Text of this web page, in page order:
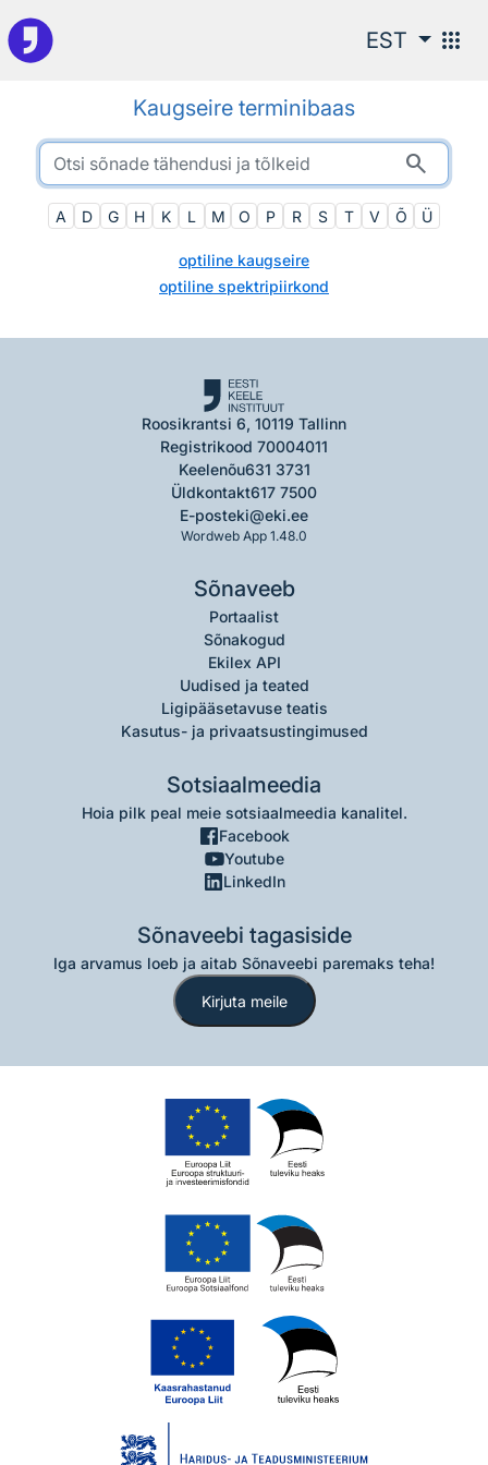
Otsingu juurde
EST apps
Kaugseire terminibaas
search
A D G H K L M O P R S T V Õ Ü
optiline kaugseire
optiline spektripiirkond
Roosikrantsi 6, 10119 Tallinn
Registrikood 70004011
Keelenõu631 3731
Üldkontakt617 7500
E-posteki@eki.ee
Wordweb App 1.48.0
Sõnaveeb
Portaalist
Sõnakogud
Ekilex API
Uudised ja teated
Ligipääsetavuse teatis
Kasutus- ja privaatsustingimused
Sotsiaalmeedia
Hoia pilk peal meie sotsiaalmeedia kanalitel.
Facebook
Youtube
LinkedIn
Sõnaveebi tagasiside
Iga arvamus loeb ja aitab Sõnaveebi paremaks teha!
Kirjuta meile